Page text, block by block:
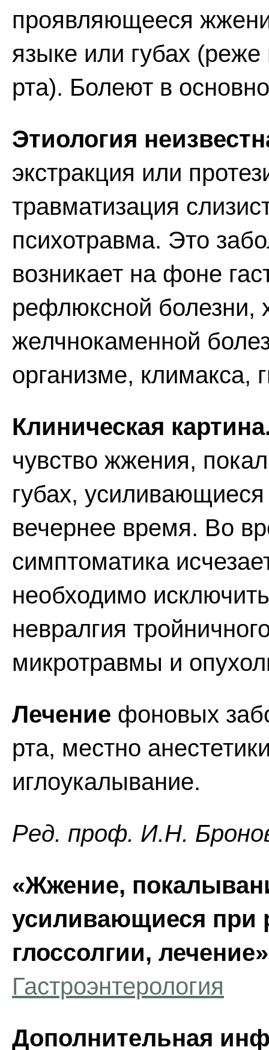
проявляющееся
языке или губах
рта). Болеют в
Этиология
экстракция или
травматизация
психотравма. Это
возникает на фоне
рефлюксной болезни,
желчнокаменной
организме, климакса,
Клиническая
чувство жжения,
губах,
вечернее время. Во
симптоматика
необходимо
невралгия
микротравмы и
Лечение фоновых
рта, местно
иглоукалывание.
Ред. проф. И.Н.
«Жжение,
усиливающиеся при
глоссолгии, лечение»
Гастроэнтерология
Дополнительная